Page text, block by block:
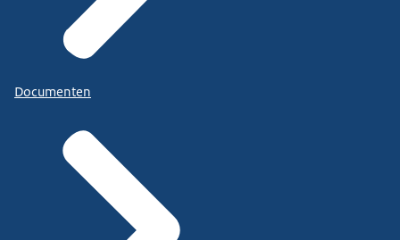
Documenten